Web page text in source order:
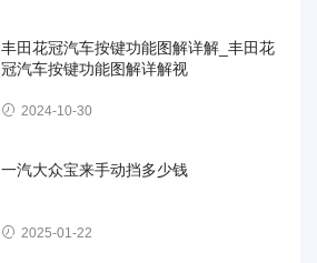
丰田花冠汽车按键功能图解详解_丰田花
冠汽车按键功能图解详解视
2024-10-30
一汽大众宝来手动挡多少钱
2025-01-22